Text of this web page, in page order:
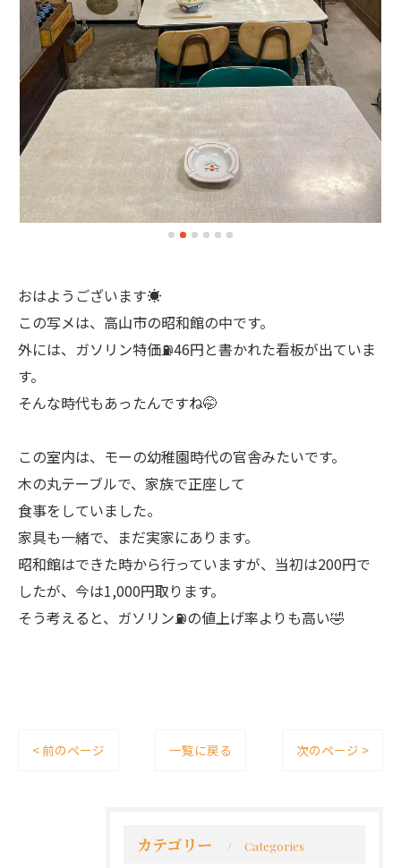
おはようございます☀
この写メは、高山市の昭和館の中です。
外には、ガソリン特価⛽️46円と書かれた看板が出ていま
す。
そんな時代もあったんですね🤭
この室内は、モーの幼稚園時代の官舎みたいです。
木の丸テーブルで、家族で正座して
食事をしていました。
家具も一緒で、まだ実家にあります。
昭和館はできた時から行っていますが、当初は200円で
したが、今は1,000円取ります。
そう考えると、ガソリン⛽️の値上げ率よりも高い🤣
< 前のページ 一覧に戻る 次のページ >
カテゴリー Categories